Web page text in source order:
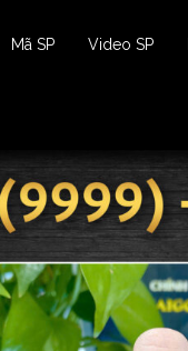
Mã SP Video SP